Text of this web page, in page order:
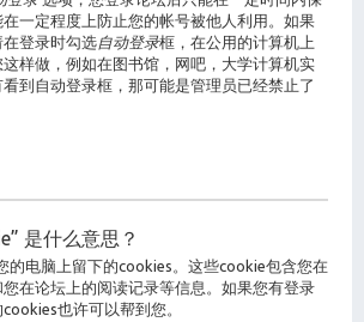
一定程度上防止您的帐号被他人利用。如果
登录时勾选自动登录框，在公用的计算机上
样做，例如在图书馆，网吧，大学计算机实
到自动登录框，那可能是管理员已经禁止了
是什么意思？
的电脑上留下的cookies。这些cookie包含您在
在论坛上的阅读记录等信息。如果您有登录
也许可以帮到您。